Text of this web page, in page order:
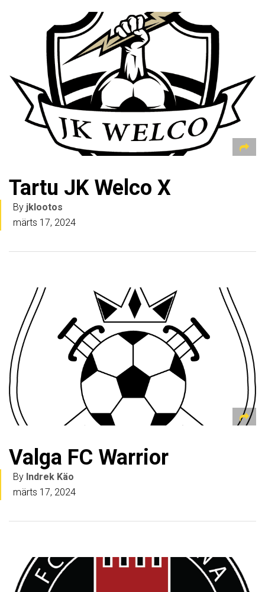
Tartu JK Welco X
By jklootos
märts 17, 2024
Valga FC Warrior
By Indrek Käo
märts 17, 2024